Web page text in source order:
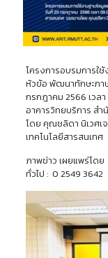
โครงการอบรมการใ
หัวข้อ พัฒนาทักษะภา
กรกฎาคม 2566 เวล
อาคารวิทยบริการ สำ
โดย คุณชลิดา นิเวศเ
เทคโนโลยีสารสนเทศ
ภาพข่าว เผยแพร่โด
ทั่วไป : 0 2549 3642